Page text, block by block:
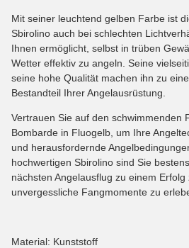
Mit seiner leuchtend gelben Farbe ist
Sbirolino auch bei schlechten
Ihnen ermöglicht, selbst in trüben
Wetter effektiv zu angeln. Seine
seine hohe Qualität machen ihn zu
Bestandteil Ihrer Angelausrüstung.
Vertrauen Sie auf den schwimmenden
Bombarde in Fluogelb, um Ihre
und herausfordernde
hochwertigen Sbirolino sind Sie
nächsten Angelausflug zu einem
unvergessliche Fangmomente zu
Material: Kunststoff